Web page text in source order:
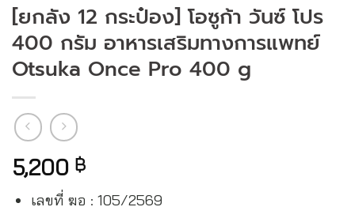
[ยกลัง 12 กระป๋อง] โอซูก้า วันซ์ โปร
400 กรัม อาหารเสริมทางการแพทย์
Otsuka Once Pro 400 g
5,200 ฿
เลขที่ ฆอ : 105/2569